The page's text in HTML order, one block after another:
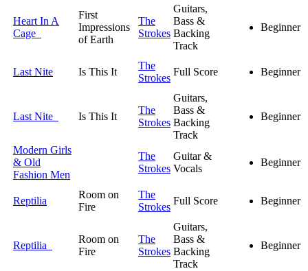
Heart In A
Cage
First
Impressions
of Earth
The
Strokes
Guitars,
Bass &
Backing
Track
Beginner
Last Nite Is This It
The
Strokes
Full Score Beginner
Last Nite Is This It
The
Strokes
Guitars,
Bass &
Backing
Track
Beginner
Modern Girls
& Old
Fashion Men
The
Strokes
Guitar &
Vocals
Beginner
Reptilia
Room on
Fire
The
Strokes
Full Score Beginner
Reptilia
Room on
Fire
The
Strokes
Guitars,
Bass &
Backing
Track
Beginner